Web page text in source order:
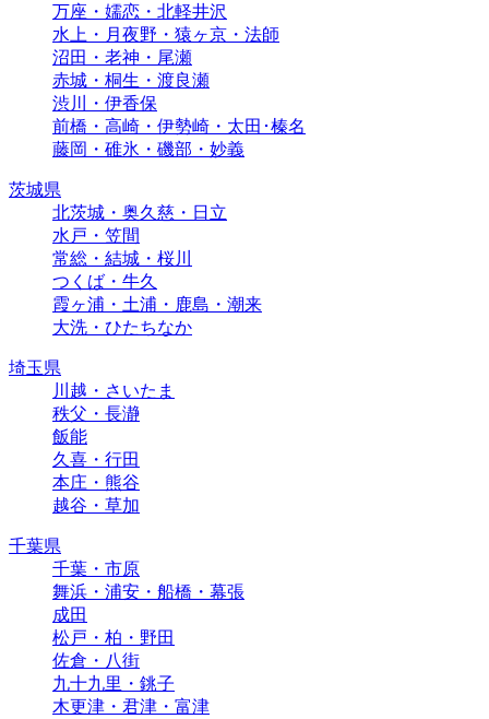
万座・嬬恋・北軽井沢
水上・月夜野・猿ヶ京・法師
沼田・老神・尾瀬
赤城・桐生・渡良瀬
渋川・伊香保
前橋・高崎・伊勢崎・太田･榛名
藤岡・碓氷・磯部・妙義
茨城県
北茨城・奥久慈・日立
水戸・笠間
常総・結城・桜川
つくば・牛久
霞ヶ浦・土浦・鹿島・潮来
大洗・ひたちなか
埼玉県
川越・さいたま
秩父・長瀞
飯能
久喜・行田
本庄・熊谷
越谷・草加
千葉県
千葉・市原
舞浜・浦安・船橋・幕張
成田
松戸・柏・野田
佐倉・八街
九十九里・銚子
木更津・君津・富津